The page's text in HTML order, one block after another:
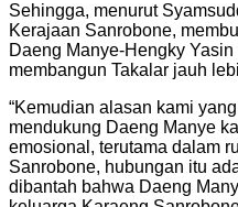
Sehingga, menurut
Kerajaan Sanrobone,
Daeng Manye-Hengky
membangun Takalar jauh
“Kemudian alasan kami
mendukung Daeng Manye
emosional, terutama dalam
Sanrobone, hubungan itu
dibantah bahwa Daeng